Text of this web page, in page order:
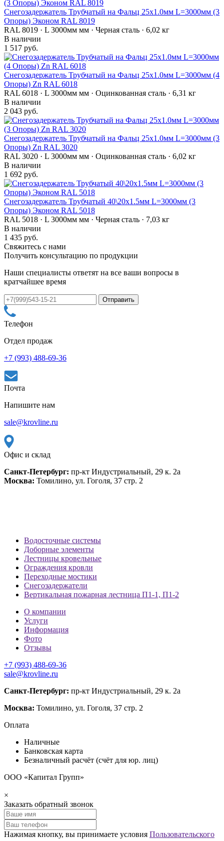
Снегозадержатель Трубчатый на Фальц 25х1.0мм L=3000мм (3
Опоры) Эконом RAL 8019
RAL 8019 · L 3000мм мм · Черная сталь · 6,02 кг
В наличии
1 517 руб.
Снегозадержатель Трубчатый на Фальц 25х1.0мм L=3000мм (4
Опоры) Zn RAL 6018
RAL 6018 · L 3000мм мм · Оцинкованная сталь · 6,31 кг
В наличии
2 043 руб.
Снегозадержатель Трубчатый на Фальц 25х1.0мм L=3000мм (3
Опоры) Zn RAL 3020
RAL 3020 · L 3000мм мм · Оцинкованная сталь · 6,02 кг
В наличии
1 692 руб.
Снегозадержатель Трубчатый 40\20х1.5мм L=3000мм (3
Опоры) Эконом RAL 5018
RAL 5018 · L 3000мм мм · Черная сталь · 7,03 кг
В наличии
1 435 руб.
Свяжитесь с нами
Получить консультацию по продукции
Наши специалисты ответят на все ваши вопросы в
кратчайшее время
Телефон
Отдел продаж
+7 (993) 488-69-36
Почта
Напишите нам
sale@krovline.ru
Офис и склад
Санкт-Петербург: пр-кт Индустриальный, 29 к. 2а
Москва: Томилино, ул. Гоголя, 37 стр. 2
Водосточные системы
Доборные элементы
Лестницы кровельные
Ограждения кровли
Переходные мостики
Снегозадержатели
Вертикальная пожарная лестница П1-1, П1-2
О компании
Услуги
Информация
Фото
Отзывы
+7 (993) 488-69-36
sale@krovline.ru
Санкт-Петербург: пр-кт Индустриальный, 29 к. 2а
Москва: Томилино, ул. Гоголя, 37 стр. 2
Оплата
Наличные
Банковская карта
Безналичный расчёт (счёт для юр. лиц)
ООО «Капитал Групп»
×
Заказать обратный звонок
Нажимая кнопку, вы принимаете условия Пользовательского